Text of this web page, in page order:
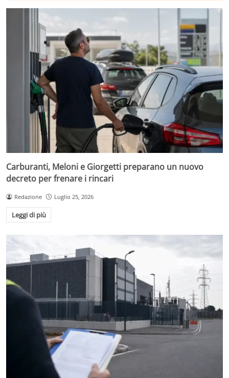
Carburanti, Meloni e Giorgetti preparano un nuovo
decreto per frenare i rincari
Redazione Luglio 25, 2026
Leggi di più